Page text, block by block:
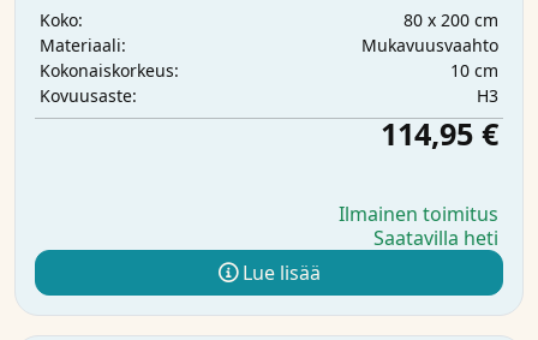
Koko:
80 x 200 cm
Materiaali:
Mukavuusvaahto
Kokonaiskorkeus:
10 cm
Kovuusaste:
H3
114,95 €
Ilmainen toimitus
Saatavilla heti
Lue lisää